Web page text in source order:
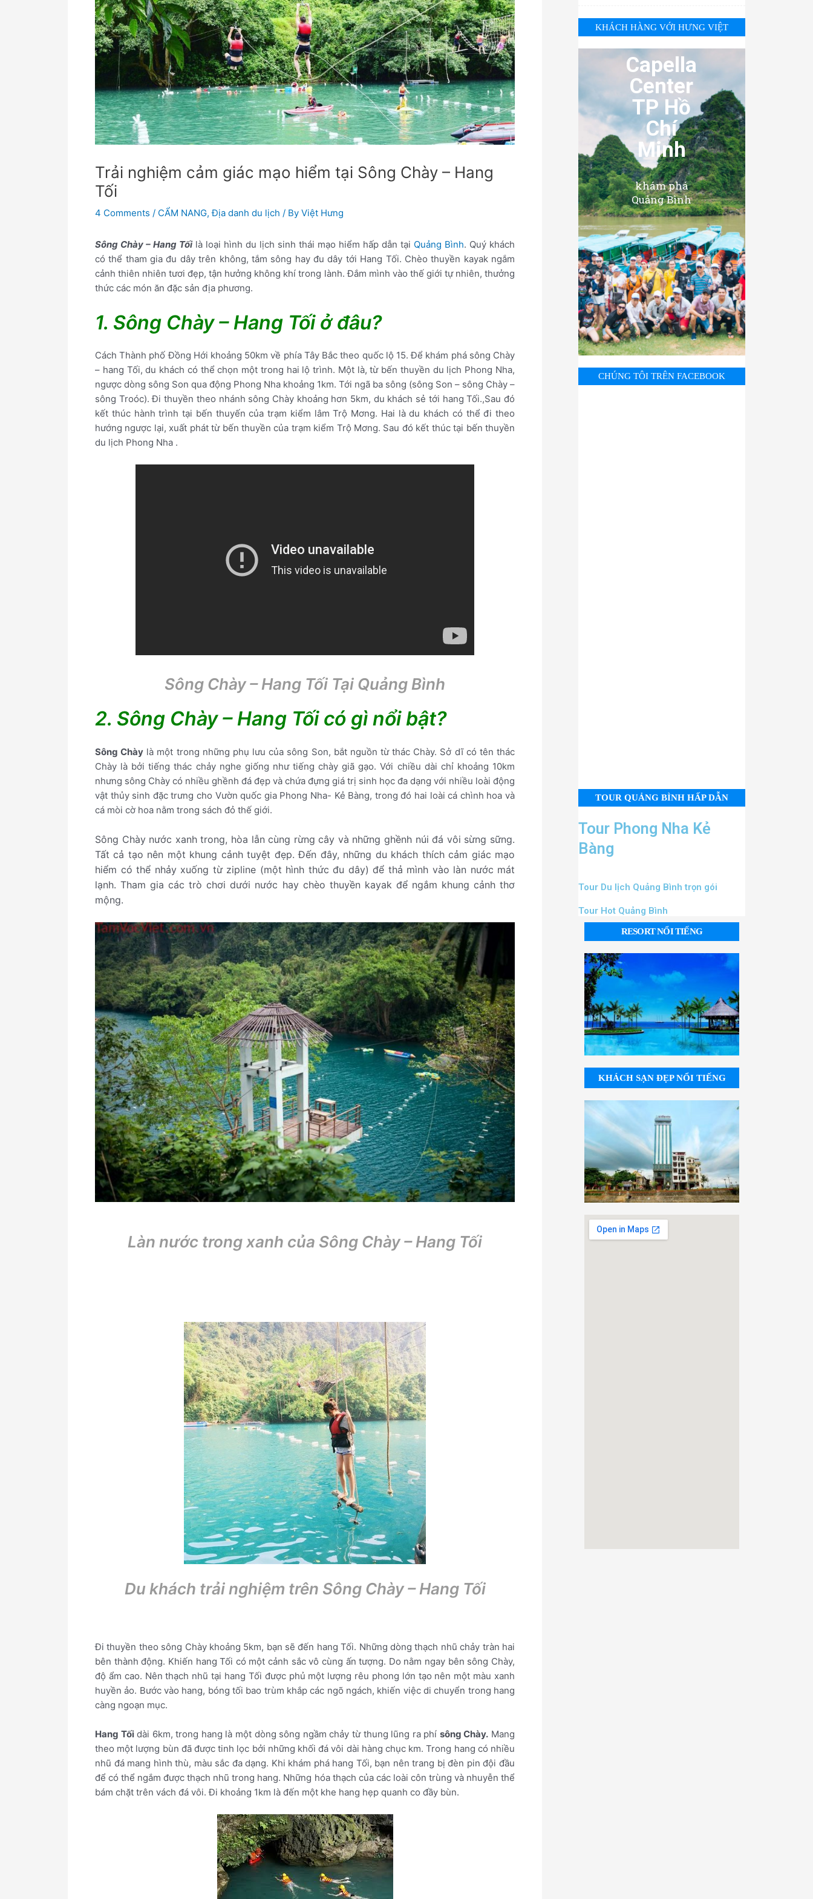
Trải nghiệm cảm giác mạo hiểm tại Sông Chày – Hang
Tối
4 Comments / CẨM NANG,Địa danh du lịch / By Việt Hưng
Sông Chày – Hang Tốilà loại hình du lịch sinh thái mạo hiểm hấp dẫn tại Quảng Bình. Quý khách
có thể tham gia đu dây trên không, tắm sông hay đu dây tới Hang Tối. Chèo thuyền kayak ngắm
cảnh thiên nhiên tươi đẹp, tận hưởng không khí trong lành. Đắm mình vào thế giới tự nhiên, thưởng
thức các món ăn đặc sản địa phương.
1. Sông Chày – Hang Tối ở đâu?
Cách Thành phố Đồng Hới khoảng 50km về phía Tây Bắc theo quốc lộ 15. Để khám phá sông Chày
– hang Tối, du khách có thể chọn một trong hai lộ trình. Một là, từ bến thuyền du lịch Phong Nha,
ngược dòng sông Son qua động Phong Nha khoảng 1km. Tới ngã ba sông (sông Son – sông Chày –
sông Troóc). Đi thuyền theo nhánh sông Chày khoảng hơn 5km, du khách sẻ tới hang Tối.,Sau đó
kết thúc hành trình tại bến thuyến của trạm kiểm lâm Trộ Mơng. Hai là du khách có thể đi theo
hướng ngược lại, xuất phát từ bến thuyền của trạm kiểm Trộ Mơng. Sau đó kết thúc tại bến thuyền
du lịch Phong Nha .
Sông Chày – Hang Tối Tại Quảng Bình
2. Sông Chày – Hang Tối có gì nổi bật?
Sông Chày là một trong những phụ lưu của sông Son, bắt nguồn từ thác Chày. Sở dĩ có tên thác
Chày là bởi tiếng thác chảy nghe giống như tiếng chày giã gạo. Với chiều dài chỉ khoảng 10km
nhưng sông Chày có nhiều ghềnh đá đẹp và chứa đựng giá trị sinh học đa dạng với nhiều loài động
vật thủy sinh đặc trưng cho Vườn quốc gia Phong Nha- Kẻ Bàng, trong đó hai loài cá chình hoa và
cá mòi cờ hoa nằm trong sách đỏ thế giới.
Sông Chày nước xanh trong, hòa lẫn cùng rừng cây và những ghềnh núi đá vôi sừng sững.
Tất cả tạo nên một khung cảnh tuyệt đẹp. Đến đây, những du khách thích cảm giác mạo
hiểm có thể nhảy xuống từ zipline (một hình thức đu dây) để thả mình vào làn nước mát
lạnh. Tham gia các trò chơi dưới nước hay chèo thuyền kayak để ngắm khung cảnh thơ
mộng.
Làn nước trong xanh của Sông Chày – Hang Tối
Du khách trải nghiệm trên Sông Chày – Hang Tối
Đi thuyền theo sông Chày khoảng 5km, bạn sẽ đến hang Tối. Những dòng thạch nhũ chảy tràn hai
bên thành động. Khiến hang Tối có một cảnh sắc vô cùng ấn tượng. Do nằm ngay bên sông Chày,
độ ẩm cao. Nên thạch nhũ tại hang Tối được phủ một lượng rêu phong lớn tạo nên một màu xanh
huyền ảo. Bước vào hang, bóng tối bao trùm khắp các ngõ ngách, khiến việc di chuyển trong hang
càng ngoạn mục.
Hang Tốidài 6km, trong hang là một dòng sông ngầm chảy từ thung lũng ra phí sông Chày. Mang
theo một lượng bùn đã được tinh lọc bởi những khối đá vôi dài hàng chục km. Trong hang có nhiều
nhũ đá mang hình thù, màu sắc đa dạng. Khi khám phá hang Tối, bạn nên trang bị đèn pin đội đầu
để có thể ngắm được thạch nhũ trong hang. Những hóa thạch của các loài côn trùng và nhuyễn thể
bám chặt trên vách đá vôi. Đi khoảng 1km là đến một khe hang hẹp quanh co đầy bùn.
KHÁCH HÀNG VỚI HƯNG VIỆT
Capella
Center
TP Hồ
Chí
Minh
khám phá
Quảng Bình
CHÚNG TÔI TRÊN FACEBOOK
TOUR QUẢNG BÌNH HẤP DẪN
Tour Phong Nha Kẻ
Bàng
Tour Du lịch Quảng Bình trọn gói
Tour Hot Quảng Bình
RESORT NỔI TIẾNG
KHÁCH SẠN ĐẸP NỔI TIẾNG